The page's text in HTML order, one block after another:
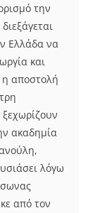
την
Ελλάδα να
και
η αποστολή
ακαδημία
λόγω
από τον